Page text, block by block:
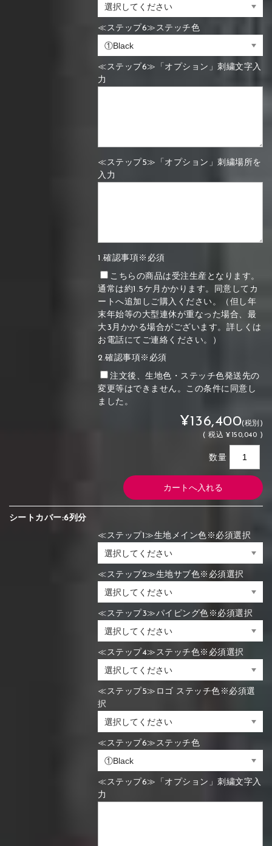
≪ステップ6≫ステッチ色
≪ステップ6≫「オプション」刺繍文字入
力
≪ステップ5≫「オプション」刺繍場所を
入力
1.確認事項※必須
こちらの商品は受注生産となります。
通常は約1.5ケ月かかります。同意してカ
ートへ追加しご購入ください。（但し年
末年始等の大型連休が重なった場合、最
大3月かかる場合がございます。詳しくは
お電話にてご連絡ください。）
2.確認事項※必須
注文後、生地色・ステッチ色発送先の
変更等はできません。この条件に同意し
ました。
¥136,400(税別)
(税込 ¥150,040 )
数量
シートカバー:6列分
≪ステップ1≫生地メイン色※必須選択
≪ステップ2≫生地サブ色※必須選択
≪ステップ3≫パイピング色※必須選択
≪ステップ4≫ステッチ色※必須選択
≪ステップ5≫ロゴ ステッチ色※必須選
択
≪ステップ6≫ステッチ色
≪ステップ6≫「オプション」刺繍文字入
力